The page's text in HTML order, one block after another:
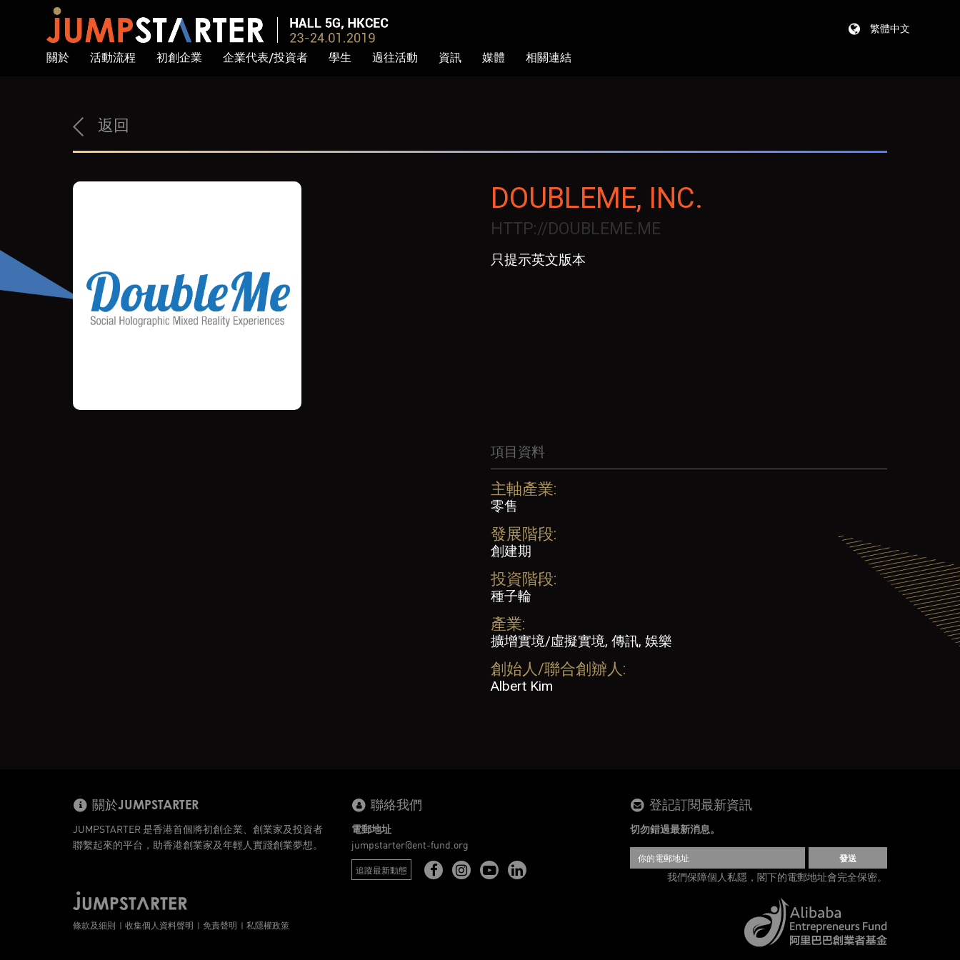
關於 活動流程 初創企業 企業代表/投資者 學生 過往活動 資訊 媒體 相關連結
繁體中文
返回
DOUBLEME, INC.
HTTP://DOUBLEME.ME
只提示英文版本
項目資料
主軸產業:
零售
發展階段:
創建期
投資階段:
種子輪
產業:
擴增實境/虛擬實境, 傳訊, 娛樂
創始人/聯合創辧人:
Albert Kim
關於JUMPSTARTER
JUMPSTARTER 是香港首個將初創企業、創業家及投資者
聯繫起來的平台，助香港創業家及年輕人實踐創業夢想。
聯絡我們
電郵地址
jumpstarter@ent-fund.org
追蹤最新動態
登記訂閱最新資訊
切勿錯過最新消息。
發送
我們保障個人私隱，閣下的電郵地址會完全保密。
條款及細則 收集個人資料聲明 免責聲明 私隱權政策